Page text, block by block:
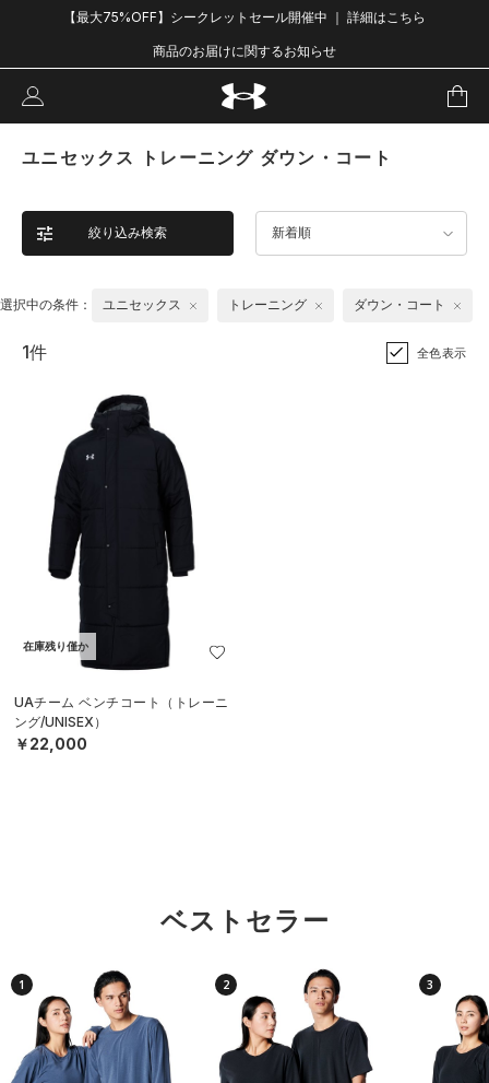
【最大75%OFF】シークレットセール開催中 ｜ 詳細はこちら
商品のお届けに関するお知らせ
ユニセックス トレーニング ダウン・コート
絞り込み検索 新着順
選択中の条件： ユニセックス トレーニング ダウン・コート
1件 全色表示
在庫残り僅か
UAチーム ベンチコート（トレーニ
ング/UNISEX）
￥22,000
ベストセラー
1 2 3